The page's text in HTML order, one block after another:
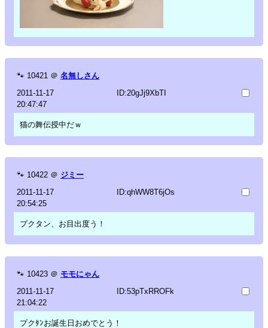
🐾 10421 ＠ 名無しさん
2011-11-17
20:47:47
ID:20gJj9XbTI
猫の舞伝授中だｗ
🐾 10422 ＠ ジミー
2011-11-17
20:54:25
ID:qhWW8T6jOs
プクタン、お目出度う！
🐾 10423 ＠ モモにゃん
2011-11-17
21:04:22
ID:53pTxRROFk
プクﾀﾝお誕生日おめでとう！